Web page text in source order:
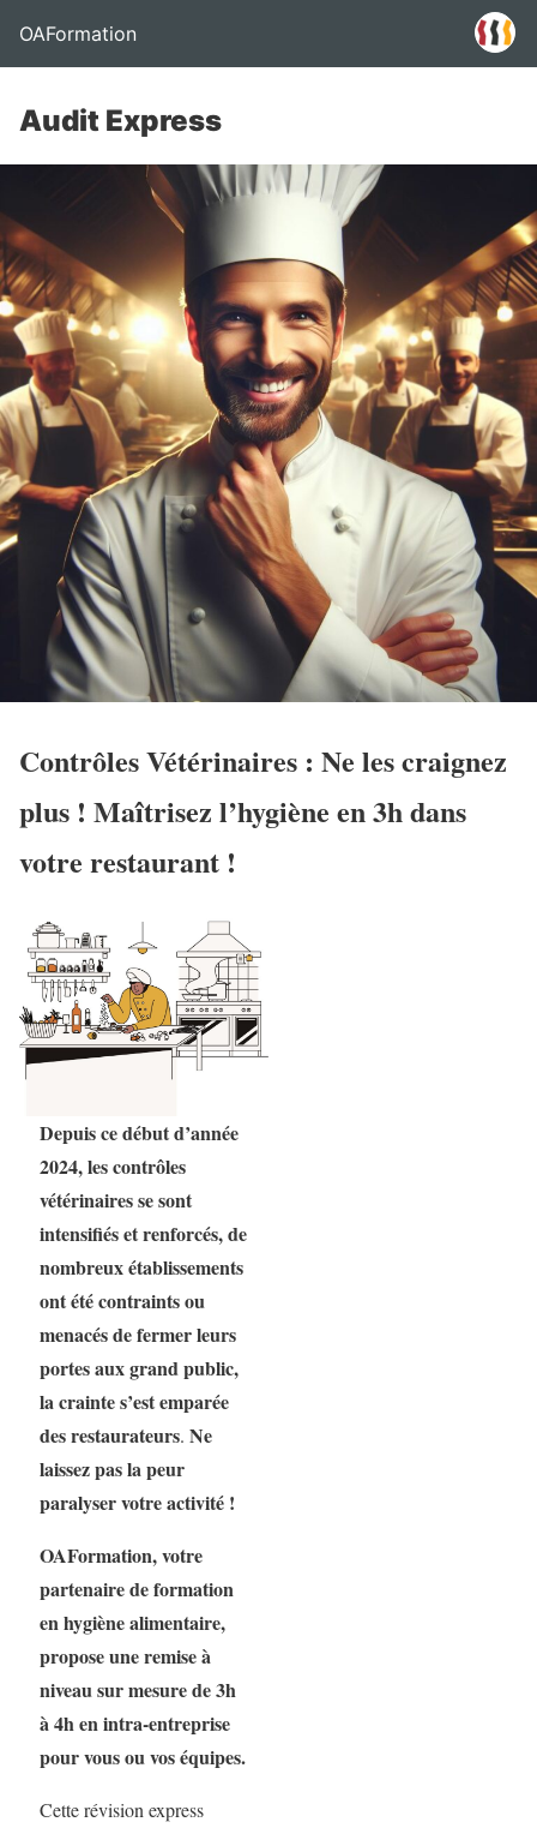
OAFormation
Audit Express
Contrôles Vétérinaires : Ne les craignez
plus ! Maîtrisez l’hygiène en 3h dans
votre restaurant !
Depuis ce début d’année
2024, les contrôles
vétérinaires se sont
intensifiés et renforcés, de
nombreux établissements
ont été contraints ou
menacés de fermer leurs
portes aux grand public,
la crainte s’est emparée
des restaurateurs. Ne
laissez pas la peur
paralyser votre activité !
OAFormation, votre
partenaire de formation
en hygiène alimentaire,
propose une remise à
niveau sur mesure de 3h
à 4hen intra-entreprise
pour vous ou vos équipes.
Cette révision express